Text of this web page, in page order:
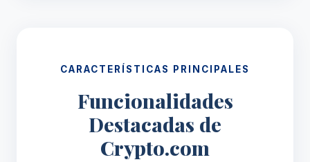
CARACTERÍSTICAS PRINCIPALES
Funcionalidades
Destacadas de
Crypto.com